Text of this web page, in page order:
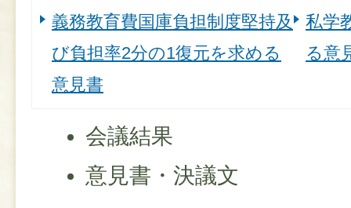
義務教育費国庫負担制度堅持及
び負担率2分の1復元を求める
意見書
私学
る意
会議結果
意見書・決議文